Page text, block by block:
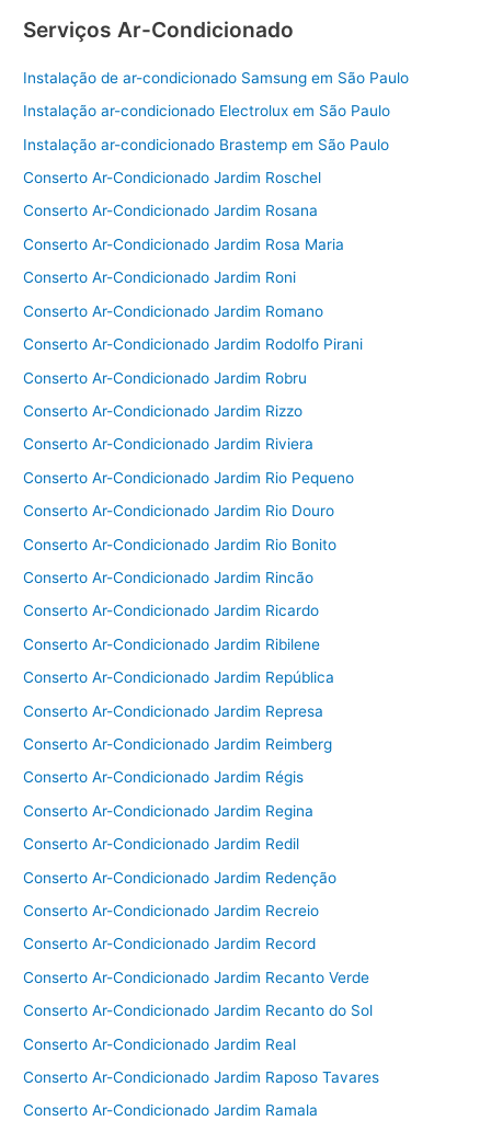
Serviços Ar-Condicionado
Instalação de ar-condicionado Samsung em São Paulo
Instalação ar-condicionado Electrolux em São Paulo
Instalação ar-condicionado Brastemp em São Paulo
Conserto Ar-Condicionado Jardim Roschel
Conserto Ar-Condicionado Jardim Rosana
Conserto Ar-Condicionado Jardim Rosa Maria
Conserto Ar-Condicionado Jardim Roni
Conserto Ar-Condicionado Jardim Romano
Conserto Ar-Condicionado Jardim Rodolfo Pirani
Conserto Ar-Condicionado Jardim Robru
Conserto Ar-Condicionado Jardim Rizzo
Conserto Ar-Condicionado Jardim Riviera
Conserto Ar-Condicionado Jardim Rio Pequeno
Conserto Ar-Condicionado Jardim Rio Douro
Conserto Ar-Condicionado Jardim Rio Bonito
Conserto Ar-Condicionado Jardim Rincão
Conserto Ar-Condicionado Jardim Ricardo
Conserto Ar-Condicionado Jardim Ribilene
Conserto Ar-Condicionado Jardim República
Conserto Ar-Condicionado Jardim Represa
Conserto Ar-Condicionado Jardim Reimberg
Conserto Ar-Condicionado Jardim Régis
Conserto Ar-Condicionado Jardim Regina
Conserto Ar-Condicionado Jardim Redil
Conserto Ar-Condicionado Jardim Redenção
Conserto Ar-Condicionado Jardim Recreio
Conserto Ar-Condicionado Jardim Record
Conserto Ar-Condicionado Jardim Recanto Verde
Conserto Ar-Condicionado Jardim Recanto do Sol
Conserto Ar-Condicionado Jardim Real
Conserto Ar-Condicionado Jardim Raposo Tavares
Conserto Ar-Condicionado Jardim Ramala